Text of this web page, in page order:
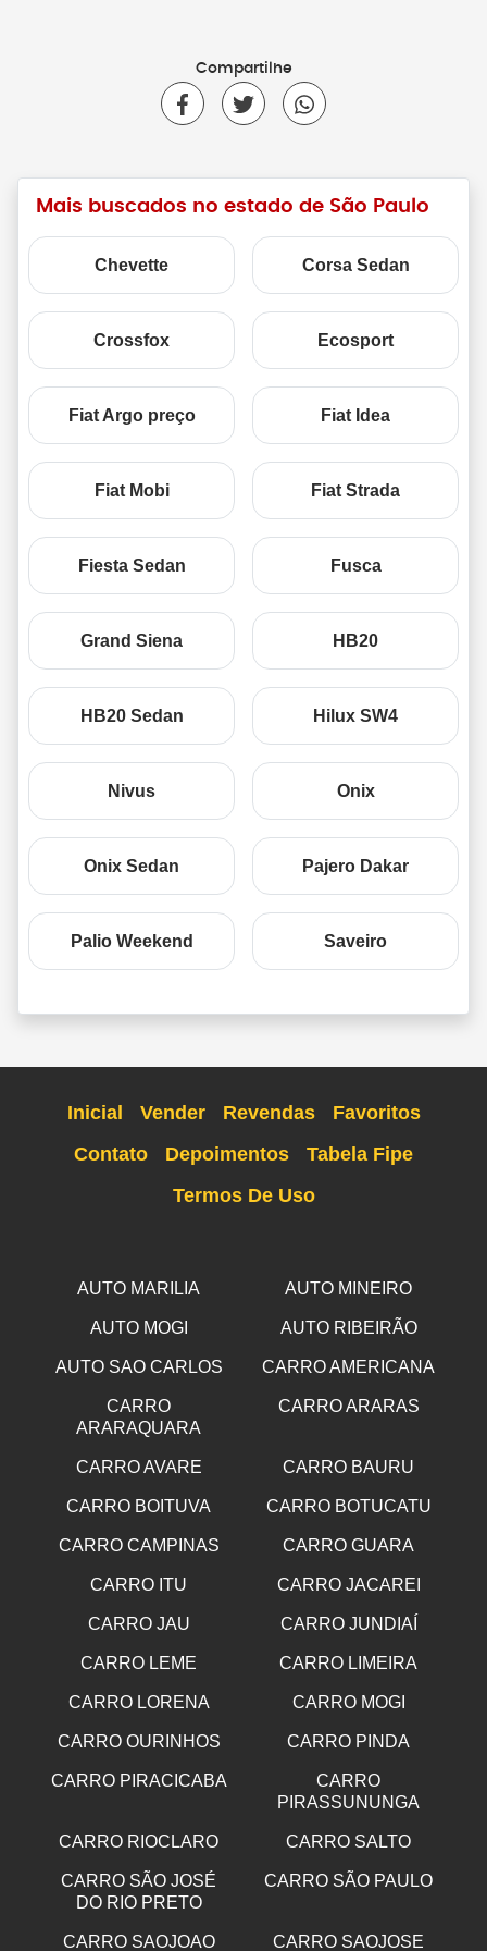
Compartilhe
Mais buscados no estado de São Paulo
Chevette Corsa Sedan
Crossfox Ecosport
Fiat Argo preço Fiat Idea
Fiat Mobi Fiat Strada
Fiesta Sedan Fusca
Grand Siena HB20
HB20 Sedan Hilux SW4
Nivus Onix
Onix Sedan Pajero Dakar
Palio Weekend Saveiro
Inicial Vender Revendas
Favoritos
Contato
Depoimentos
Tabela Fipe
Termos De Uso
AUTO MARILIA AUTO MINEIRO
AUTO MOGI AUTO RIBEIRÃO
AUTO SAO CARLOS CARRO AMERICANA
CARRO
ARARAQUARA
CARRO ARARAS
CARRO AVARE CARRO BAURU
CARRO BOITUVA CARRO BOTUCATU
CARRO CAMPINAS CARRO GUARA
CARRO ITU CARRO JACAREI
CARRO JAU CARRO JUNDIAÍ
CARRO LEME CARRO LIMEIRA
CARRO LORENA CARRO MOGI
CARRO OURINHOS CARRO PINDA
CARRO PIRACICABA
CARRO
PIRASSUNUNGA
CARRO RIOCLARO CARRO SALTO
CARRO SÃO JOSÉ
DO RIO PRETO
CARRO SÃO PAULO
CARRO SAOJOAO CARRO SAOJOSE